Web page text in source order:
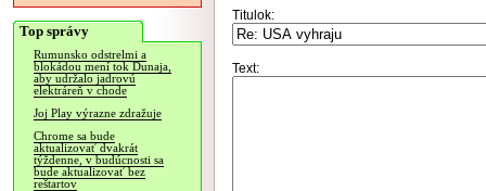
Top správy
Rumunsko odstrelmi a
blokádou mení tok Dunaja,
aby udržalo jadrovú
elektráreň v chode
Joj Play výrazne zdražuje
Chrome sa bude
aktualizovať dvakrát
týždenne, v budúcnosti sa
bude aktualizovať bez
reštartov
Titulok:
Text: